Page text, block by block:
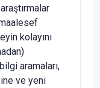
kolayını
aramaları,
ve yeni